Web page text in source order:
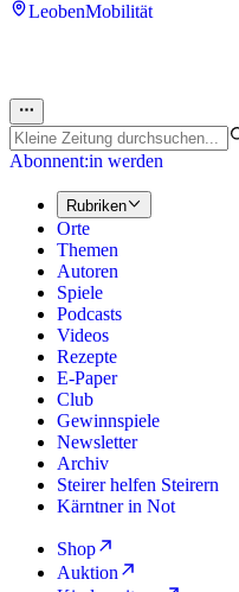
LeobenMobilität
Abonnent:in werden
Rubriken
Orte
Themen
Autoren
Spiele
Podcasts
Videos
Rezepte
E-Paper
Club
Gewinnspiele
Newsletter
Archiv
Steirer helfen Steirern
Kärntner in Not
Shop
Auktion